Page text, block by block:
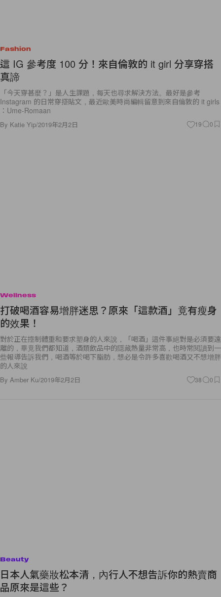
Fashion
這 IG 參考度 100 分！來自倫敦的 it girl 分享穿搭
真諦
「今天穿甚麼？」是人生課題，每天也尋求解決方法。最好是參考
Instagram 的日常穿搭貼文，最近歐美時尚編輯留意到來自倫敦的 it girls
：Ume-Romaan
By Katie Yip/2019年2月2日 19 0
Wellness
打破喝酒容易增胖迷思？原來「這款酒」竟有瘦身
的效果！
對於正在控制體重和要求塑身的人來說，「喝酒」這件事絕對是必須要遠
離的，畢竟我們都知道，酒類飲品中的隱藏熱量非常高，也時常閱讀到一
些報導告訴我們，喝酒等於喝下脂肪，想必是令許多喜歡喝酒又不想增胖
的人來說
By Amber Ku/2019年2月2日 38 0
Beauty
日本人氣藥妝松本清，內行人不想告訴你的熱賣商
品原來是這些？